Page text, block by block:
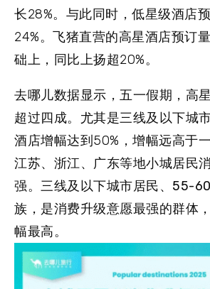
长28%。与此同时，低星级酒店
24%。飞猪直营的高星酒店预订
础上，同比上扬超20%。
去哪儿数据显示，五一假期，高
超过四成。尤其是三线及以下城
酒店增幅达到50%，增幅远高于
江苏、浙江、广东等地小城居民
强。 三线及以下城市居民、55-
族，是消费升级意愿最强的群体
幅最高。